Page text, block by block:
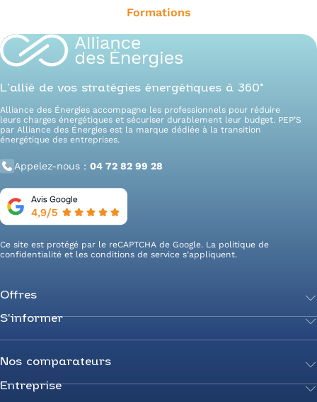
Formations
L’allié de vos stratégies énergétiques à 360°
Alliance des Énergies accompagne les professionnels pour réduire
leurs charges énergétiques et sécuriser durablement leur budget. PEP’S
par Alliance des Énergies est la marque dédiée à la transition
énergétique des entreprises.
Appelez-nous : 04 72 82 99 28
Ce site est protégé par le reCAPTCHA de Google. La politique de
confidentialité et les conditions de service s’appliquent.
Offres
Achetez votre énergie
Transition énergétique
Secteurs d’expertise
Optimisez vos taxes et compteurs
S’informer
Actualités
Guides de l’énergie
Livres blancs
Nos comparateurs
Comparateur Électricité
Entreprise